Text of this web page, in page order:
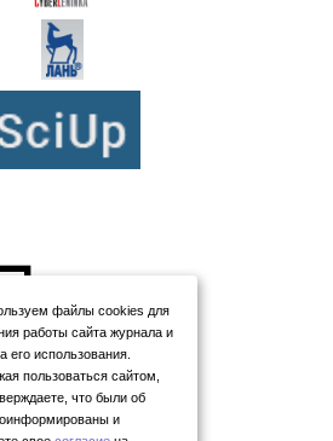
файлы cookies для
работы сайта журнала и
его использования.
пользоваться сайтом,
что были об
и